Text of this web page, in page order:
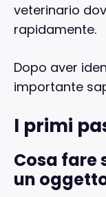
veterinario
rapidamente.
Dopo aver
importante
I primi
Cosa fare
un